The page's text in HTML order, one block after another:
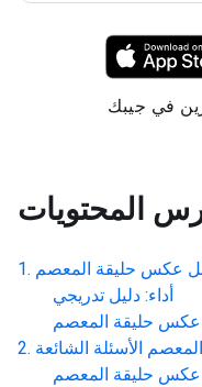
المحتويات
عكس حليقة المعصم
أداء: دليل تدريجي
عكس حليقة المعصم
الأسئلة الشائعة
عكس حليقة المعصم